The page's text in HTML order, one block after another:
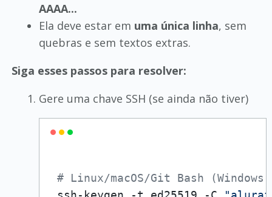
AAAA...
Ela deve estar em uma única linha, sem
quebras e sem textos extras.
Siga esses passos para resolver:
Gere uma chave SSH (se ainda não tiver)
# Linux/macOS/Git Bash (Windows)